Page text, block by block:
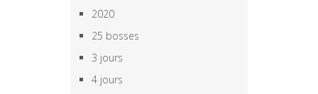
2020
25 bosses
3 jours
4 jours